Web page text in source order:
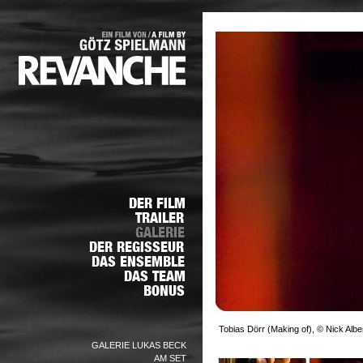
GALERIE LUKAS BECK
AM SET
Tobias Dörr (Making of), © Nick